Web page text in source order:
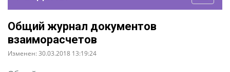
Общий журнал документов
взаиморасчетов
Изменен: 30.03.2018 13:19:24